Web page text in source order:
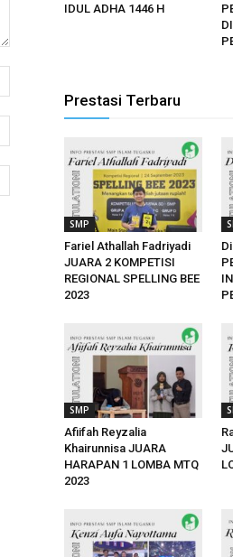
IDUL ADHA 1446 H
Prestasi Terbaru
SMP
Fariel Athallah Fadriyadi
JUARA 2 KOMPETISI
REGIONAL SPELLING BEE
2023
SMP
Afiifah Reyzalia
Khairunnisa JUARA
HARAPAN 1 LOMBA MTQ
2023